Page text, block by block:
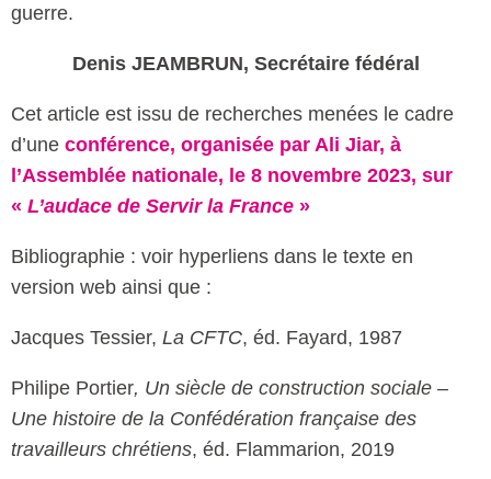
guerre.
Denis JEAMBRUN, Secrétaire fédéral
Cet article est issu de recherches menées le cadre
d’une conférence, organisée par Ali Jiar, à
l’Assemblée nationale, le 8 novembre 2023, sur
« L’audace de Servir la France »
Bibliographie : voir hyperliens dans le texte en
version web ainsi que :
Jacques Tessier, La CFTC, éd. Fayard, 1987
Philipe Portier, Un siècle de construction sociale –
Une histoire de la Confédération française des
travailleurs chrétiens, éd. Flammarion, 2019